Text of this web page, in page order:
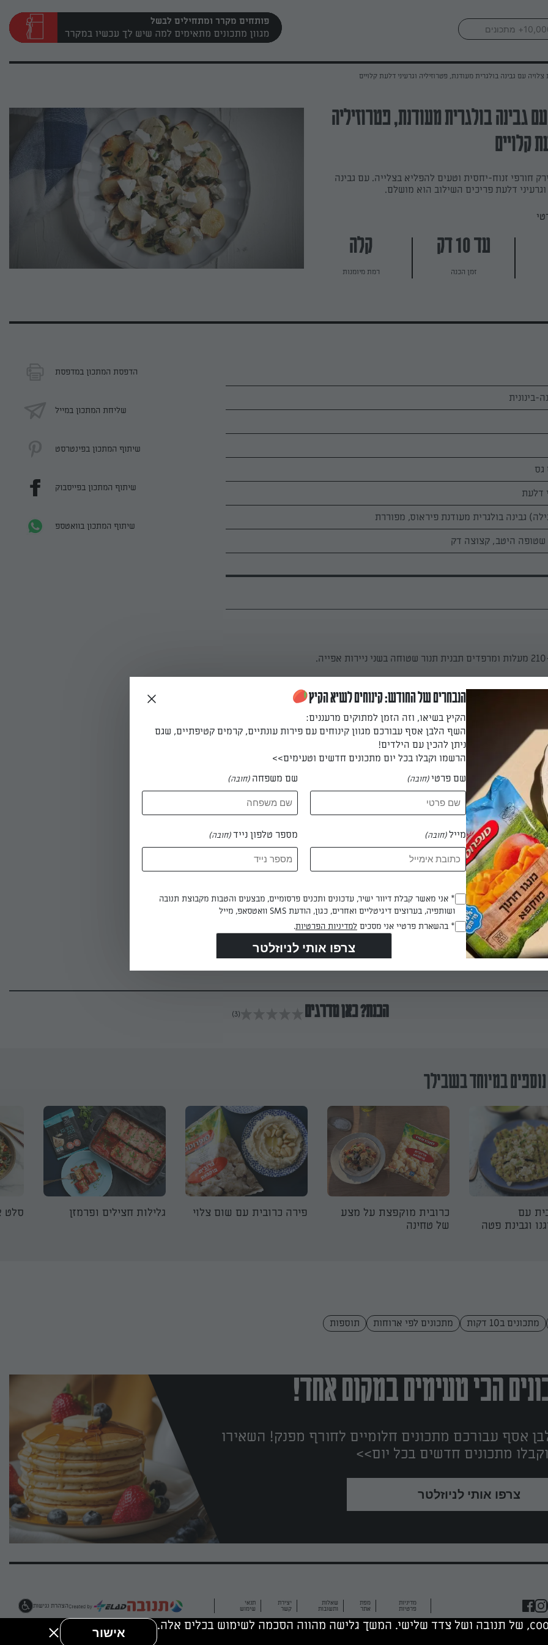
פותחים מקרר ומתחילים לבשל
עם גבינה בולגרית מעודנת, פטרוזיליה וגרעיני דלעת קלויים
גבינה בולגרית מעודנת, פטרוזיליה
קלויים
חורפי זנוח-יחסית וטעים להפליא בצלייה. עם גבינה
דלעת פריכים השילוב הוא מושלם.
עד 10 דק
זמן הכנה
קלה
רמת מיומנות
גס
דלעת
שטופה היטב, קצוצה דק
שוטפים ופורסים דק. מסדרים את הפרוסות בשכבה אחת בתבנית המרופדת
מזלפים 2 כפות שמן זית ובוזקים מעט מלח אטלנטי ופלפל שחור גרוס. במידה ונותרו פרוסות
נוספת (אך אופים כל תבנית לחוד). כשהתנור חם מכניסים את התבנית למרכזו
דקות
מחממים כפית שמן זית במחבת על אש גבוהה. כשהמחבת חמה מוסיפים גרעיני
השגחה צמודה (במידת הצורך מנמיכים את האש) עד שמחציתם מנתרים במחבת
מן האש ומעבירים מיד לצלחת עמוקה, מרופדת בנייר סופג.
הלפת בצלחת הגשה יפה. מפזרים פירורי גבינה בולגרית מעודנת, גרעיני דלעת
קצוצה – ומגישים.
הדפסת המתכון במדפסת
שליחת המתכון במייל
שיתוף המתכון בפינטרסט
שיתוף המתכון בפייסבוק
שיתוף המתכון בוואטספ
הכנת? כאן מדרגים (3)
במיוחד בשבילך
עם
וגבינת פטה
כרובית מוקפצת על מצע
של טחינה
פירה כרובית עם שום צלוי גלילות חצילים ופרמזן סלט
מתכונים ב10 דקות מתכונים לפי ארוחות תוספות
הכי טעימים במקום אחד!
אסף עבורכם מתכונים חלומיים לחורף מפנק! השאירו
מתכונים חדשים בכל יום>>
צרפו אותי לניוזלטר
מדיניות
פרטיות
מפת
אתר
שאלות
ותשובות
יצירת
קשר
תנאי
שימוש הצהרת נגישות
הנבחרים של החודש: קינוחים לשיא הקיץ
הקיץ בשיאו, וזה הזמן למתוקים מרעננים:
השף הלבן אסף עבורכם מגוון קינוחים עם פירות עונתיים, קרמים קטיפתיים, שגם
ניתן להכין עם הילדים!
הרשמו וקבלו בכל יום מתכונים חדשים וטעימים>>
שם פרטי(חובה) שם משפחה (חובה)
מייל(חובה) מספר טלפון נייד(חובה)
Opt_In
(חובה)
* אני מאשר קבלת דיוור ישיר, עדכונים ותכנים פרסומיים, מבצעים והטבות מקבוצת תנובה
ושותפיה, בערוצים דיגיטליים ואחרים, כגון, הודעת SMS וואטסאפ, מייל
RegulationsApproved
* בהשארת פרטיי אני מסכים למדיניות הפרטיות.
אישור